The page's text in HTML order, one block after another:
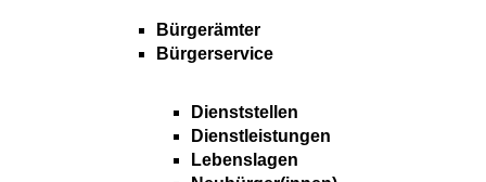
Bürgerämter
Bürgerservice
Dienststellen
Dienstleistungen
Lebenslagen